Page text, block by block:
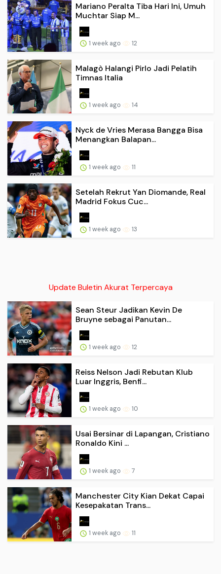
Mariano Peralta Tiba Hari Ini, Umuh
Muchtar Siap M...
1 week ago 12
Malagò Halangi Pirlo Jadi Pelatih
Timnas Italia
1 week ago 14
Nyck de Vries Merasa Bangga Bisa
Menangkan Balapan...
1 week ago 11
Setelah Rekrut Yan Diomande, Real
Madrid Fokus Cuc...
1 week ago 13
Update Buletin Akurat Terpercaya
Sean Steur Jadikan Kevin De
Bruyne sebagai Panutan...
1 week ago 12
Reiss Nelson Jadi Rebutan Klub
Luar Inggris, Benfi...
1 week ago 10
Usai Bersinar di Lapangan, Cristiano
Ronaldo Kini ...
1 week ago 7
Manchester City Kian Dekat Capai
Kesepakatan Trans...
1 week ago 11